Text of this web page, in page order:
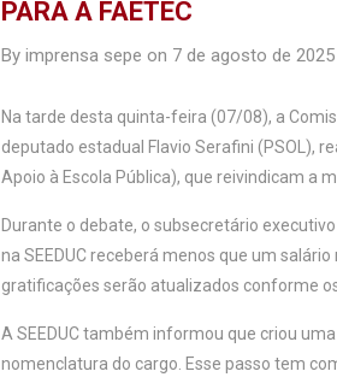
PARA A FAETEC
By imprensa sepe on 7 de agosto de 2025
Na tarde desta quinta-feira (07/08), a
deputado estadual Flavio Serafini (PSOL),
Apoio à Escola Pública), que reivindicam a
Durante o debate, o subsecretário
na SEEDUC receberá menos que um
gratificações serão atualizados conforme
A SEEDUC também informou que criou
nomenclatura do cargo. Esse passo tem